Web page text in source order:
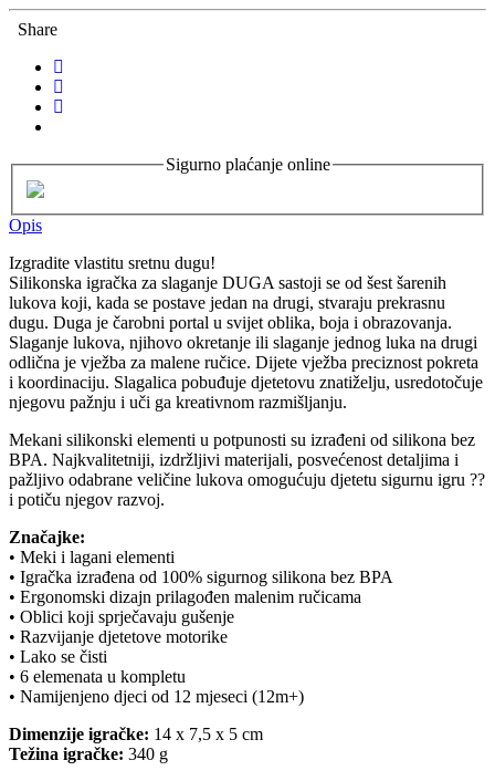
Share
Sigurno plaćanje online
Opis
Izgradite vlastitu sretnu dugu!
Silikonska igračka za slaganje DUGA sastoji se od šest šarenih
lukova koji, kada se postave jedan na drugi, stvaraju prekrasnu
dugu. Duga je čarobni portal u svijet oblika, boja i obrazovanja.
Slaganje lukova, njihovo okretanje ili slaganje jednog luka na drugi
odlična je vježba za malene ručice. Dijete vježba preciznost pokreta
i koordinaciju. Slagalica pobuđuje djetetovu znatiželju, usredotočuje
njegovu pažnju i uči ga kreativnom razmišljanju.
Mekani silikonski elementi u potpunosti su izrađeni od silikona bez
BPA. Najkvalitetniji, izdržljivi materijali, posvećenost detaljima i
pažljivo odabrane veličine lukova omogućuju djetetu sigurnu igru ??
i potiču njegov razvoj.
Značajke:
• Meki i lagani elementi
• Igračka izrađena od 100% sigurnog silikona bez BPA
• Ergonomski dizajn prilagođen malenim ručicama
• Oblici koji sprječavaju gušenje
• Razvijanje djetetove motorike
• Lako se čisti
• 6 elemenata u kompletu
• Namijenjeno djeci od 12 mjeseci (12m+)
Dimenzije igračke: 14 x 7,5 x 5 cm
Težina igračke: 340 g